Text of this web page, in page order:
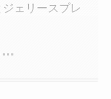
ェリースプレ